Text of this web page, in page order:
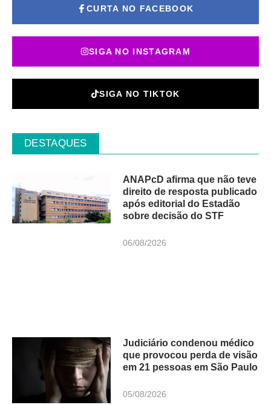
CURTA NO FACEBOOK
SIGA NO INSTAGRAM
SIGA NO TIKTOK
DESTAQUES
ANAPcD afirma que não teve
direito de resposta publicado
após editorial do Estadão
sobre decisão do STF
06/08/2026
Judiciário condenou médico
que provocou perda de visão
em 21 pessoas em São Paulo
05/08/2026